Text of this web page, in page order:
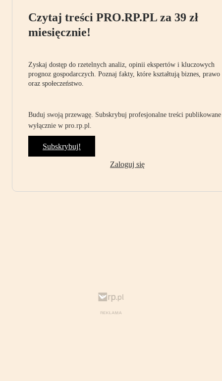
Czytaj treści PRO.RP.PL za 39 zł
miesięcznie!
Zyskaj dostęp do rzetelnych analiz, opinii ekspertów i kluczowych
prognoz gospodarczych. Poznaj fakty, które kształtują biznes, prawo
oraz społeczeństwo.
Buduj swoją przewagę. Subskrybuj profesjonalne treści publikowane
wyłącznie w pro.rp.pl.
Subskrybuj!
Zaloguj się